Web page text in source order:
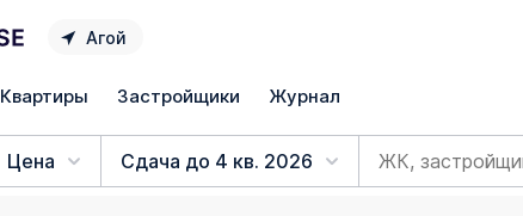
Агой
Квартиры Застройщики Журнал
Цена Сдача до 4 кв. 2026